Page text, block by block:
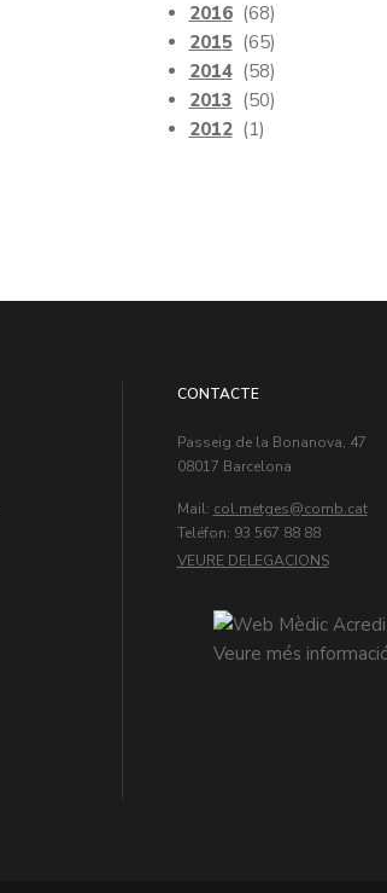
2016 (68)
2015 (65)
2014 (58)
2013 (50)
2012 (1)
CONTACTE
Passeig de la Bonanova, 47
08017 Barcelona
Mail: col.metges
Teléfon: 93 567 88 88
VEURE DELEGACIONS